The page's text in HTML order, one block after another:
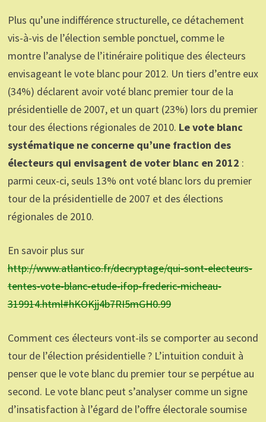
Plus qu’une indifférence structurelle, ce détachement
vis-à-vis de l’élection semble ponctuel, comme le
montre l’analyse de l’itinéraire politique des électeurs
envisageant le vote blanc pour 2012. Un tiers d’entre eux
(34%) déclarent avoir voté blanc premier tour de la
présidentielle de 2007, et un quart (23%) lors du premier
tour des élections régionales de 2010. Le vote blanc
systématique ne concerne qu’une fraction des
électeurs qui envisagent de voter blanc en 2012 :
parmi ceux-ci, seuls 13% ont voté blanc lors du premier
tour de la présidentielle de 2007 et des élections
régionales de 2010.
En savoir plus sur
http://www.atlantico.fr/decryptage/qui-sont-electeurs-
tentes-vote-blanc-etude-ifop-frederic-micheau-
319914.html#hKOKjj4b7RI5mGH0.99
Comment ces électeurs vont-ils se comporter au second
tour de l’élection présidentielle ? L’intuition conduit à
penser que le vote blanc du premier tour se perpétue au
second. Le vote blanc peut s’analyser comme un signe
d’insatisfaction à l’égard de l’offre électorale soumise